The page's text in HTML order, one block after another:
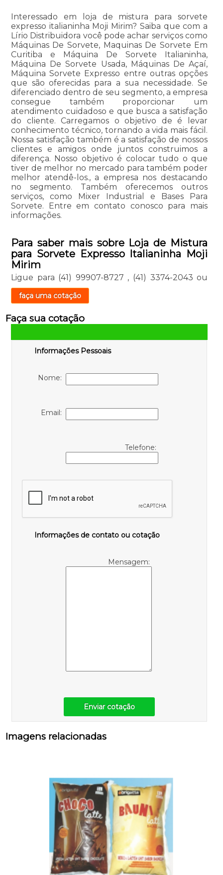
Interessado em loja de mistura para sorvete
expresso italianinha Moji Mirim? Saiba que com a
Lírio Distribuidora você pode achar serviços como
Máquinas De Sorvete, Maquinas De Sorvete Em
Curitiba e Máquina De Sorvete Italianinha,
Máquina De Sorvete Usada, Máquinas De Açaí,
Máquina Sorvete Expresso entre outras opções
que são oferecidas para a sua necessidade. Se
diferenciado dentro de seu segmento, a empresa
consegue também proporcionar um
atendimento cuidadoso e que busca a satisfação
do cliente. Carregamos o objetivo de é levar
conhecimento técnico, tornando a vida mais fácil.
Nossa satisfação também é a satisfação de nossos
clientes e amigos onde juntos construimos a
diferença. Nosso objetivo é colocar tudo o que
tiver de melhor no mercado para também poder
melhor atendê-los., a empresa nos destacando
no segmento. Também oferecemos outros
serviços, como Mixer Industrial e Bases Para
Sorvete. Entre em contato conosco para mais
informações.
Para saber mais sobre Loja de Mistura
para Sorvete Expresso Italianinha Moji
Mirim
Ligue para (41) 99907-8727 , (41) 3374-2043 ou
faça uma cotação
Faça sua cotação
Informações Pessoais
Nome:
Email:
Telefone:
Informações de contato ou cotação
Mensagem:
Enviar cotação
Imagens relacionadas